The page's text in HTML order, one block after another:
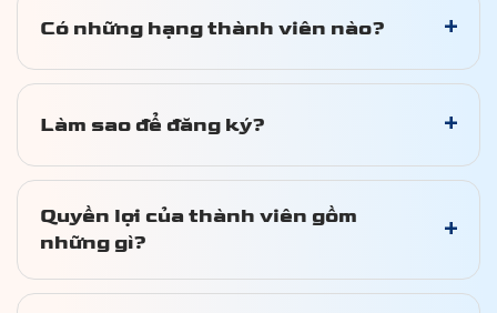
MCO
Có những hạng thành viên nào? +
Làm sao để đăng ký? +
Quyền lợi của thành viên gồm
những gì?
+